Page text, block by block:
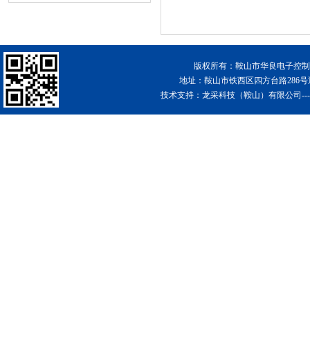
版权所有：鞍山市华良电子
地址：鞍山市铁西区四方台路286
技术支持： 龙采科技（鞍山）有限公司